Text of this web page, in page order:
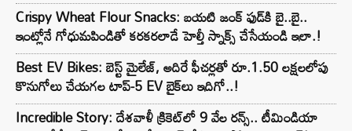
Crispy Wheat Flour Snacks: బయటి జంక్ ఫుడ్‌కి బై..బై..
ఇంట్లోనే గోధుమపిండితో కరకరలాడే హెల్తీ స్నాక్స్ చేసేయండి ఇలా.!
Best EV Bikes: బెస్ట్ మైలేజ్, అదిరే ఫీచర్లతో రూ.1.50 లక్షలలోపు
కొనుగోలు చేయగల టాప్-5 EV బైక్‌లు ఇదిగో..!
Incredible Story: దేశవాళీ క్రికెట్‌లో 9 వేల రన్స్.. టీమిండియా